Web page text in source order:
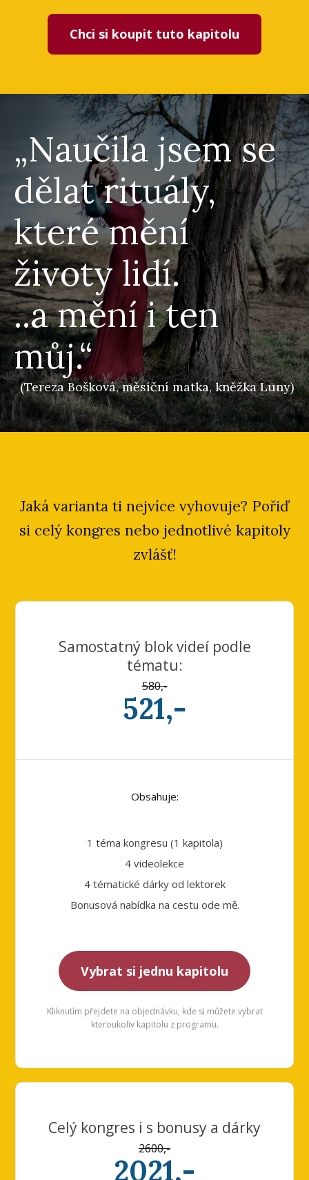
Chci si koupit tuto kapitolu
„Naučila jsem se
dělat rituály,
které mění
životy lidí.
..a mění i ten
můj.“
(Tereza Bošková, měsíční matka, kněžka Luny)
Jaká varianta ti nejvíce vyhovuje? Pořiď
si celý kongres nebo jednotlivé kapitoly
zvlášť!
Samostatný blok videí podle
tématu:
580,-
521,-
Obsahuje:
1 téma kongresu (1 kapitola)
4 videolekce
4 tématické dárky od lektorek
Bonusová nabídka na cestu ode mě.
Vybrat si jednu kapitolu
Kliknutím přejdete na objednávku, kde si můžete vybrat
kteroukoliv kapitolu z programu.
Celý kongres i s bonusy a dárky
2600,-
2021,-